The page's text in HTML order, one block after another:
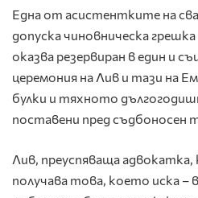
Една от асистентките на
допуска чиновническа грешка
оказва резервиран в един и
церемония на Лив и тази на
булки и тяхното
поставени пред съдбоносен
Лив, преуспяваща адвокатка,
получава това, което иска –